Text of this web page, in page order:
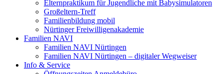
Elternpraktikum für Jugendliche mit Babysimulatoren
Großeltern-Treff
Familienbildung mobil
Nürtinger Freiwilligenakademie
Familien NAVI
Familien NAVI Nürtingen
Familien NAVI Nürtingen – digitaler Wegweiser
Info & Service